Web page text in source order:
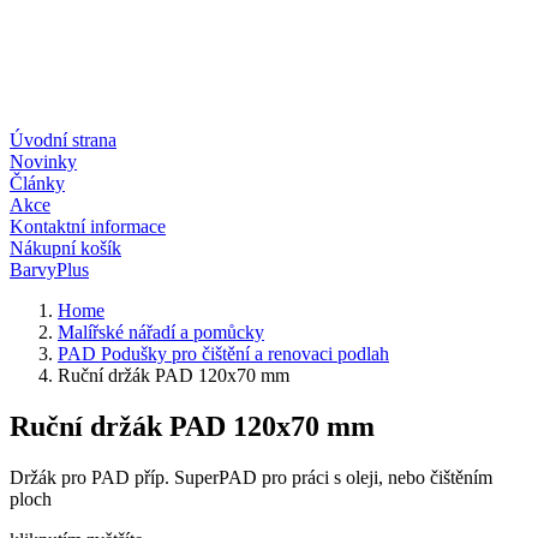
Úvodní strana
Novinky
Články
Akce
Kontaktní informace
Nákupní košík
BarvyPlus
Home
Malířské nářadí a pomůcky
PAD Podušky pro čištění a renovaci podlah
Ruční držák PAD 120x70 mm
Ruční držák PAD 120x70 mm
Držák pro PAD příp. SuperPAD pro práci s oleji, nebo čištěním
ploch